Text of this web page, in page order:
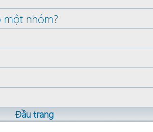
một nhóm?
Đầu trang